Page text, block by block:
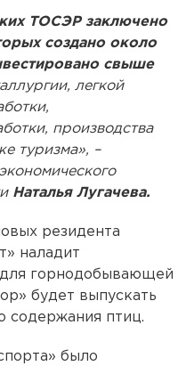
ТОСЭР заключено
создано около
свыше
легкой
производства
туризма», –
Наталья Лугачева.
резидента
наладит
горнодобывающей
будет выпускать
содержания птиц.
было